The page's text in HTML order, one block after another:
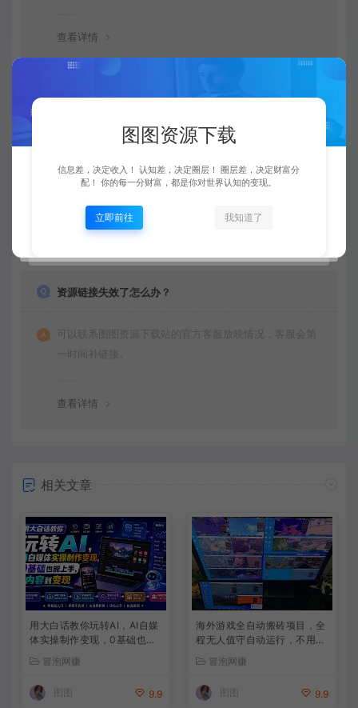
查看详情
不接受退款申请。望周知。
查看详情
资源链接失效了怎么办？
可以联系图图资源下载站的官方客服放映情况，客服会第
一时间补链接。
查看详情
相关文章
用大白话教你玩转AI，AI自媒
体实操制作变现，0基础也能
上手，从内容到变现
冒泡网赚
9.9
海外游戏全自动搬砖项目，全
程无人值守自动运行，不用熬
夜盯盘，轻松实现日入1k【揭
秘】
冒泡网赚
9.9
图图资源下载
信息差，决定收入！ 认知差，决定圈层！ 圈层差，决定财富分
配！ 你的每一分财富，都是你对世界认知的变现。
立即前往 我知道了